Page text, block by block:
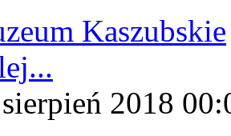
Kaszubskie
2018